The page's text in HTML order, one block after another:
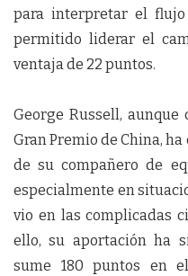
para interpretar el
permitido liderar el
ventaja de 22 puntos.
George Russell,
Gran Premio de China,
de su compañero de
especialmente en
vio en las complicadas
ello, su aportación ha
sume 180 puntos en